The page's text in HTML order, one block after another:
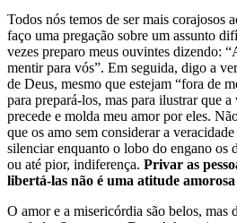
Todos nós temos de ser mais corajosos
faço uma pregação sobre um assunto
vezes preparo meus ouvintes dizendo:
mentir para vós”. Em seguida, digo a
de Deus, mesmo que estejam “fora de
para prepará-los, mas para ilustrar que
precede e molda meu amor por eles.
que os amo sem considerar a
silenciar enquanto o lobo do engano os
ou até pior, indiferença. Privar as
libertá-las não é uma atitude
O amor e a misericórdia são belos, mas